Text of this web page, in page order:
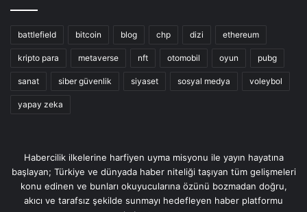
battlefield bitcoin blog chp dizi ethereum
kripto para metaverse nft otomobil oyun pubg
sanat siber güvenlik siyaset sosyal medya voleybol
yapay zeka
Habercilik ilkelerine harfiyen uyma misyonu ile yayın hayatına
başlayan; Türkiye ve dünyada haber niteliği taşıyan tüm gelişmeleri
konu edinen ve bunları okuyucularına özünü bozmadan doğru,
akıcı ve tarafsız şekilde sunmayı hedefleyen haber platformu